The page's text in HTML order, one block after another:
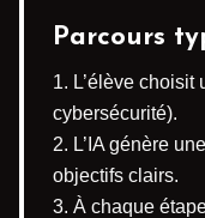
Parcours
L’élève
cybersécurité).
L’IA génère une
objectifs clairs.
À chaque